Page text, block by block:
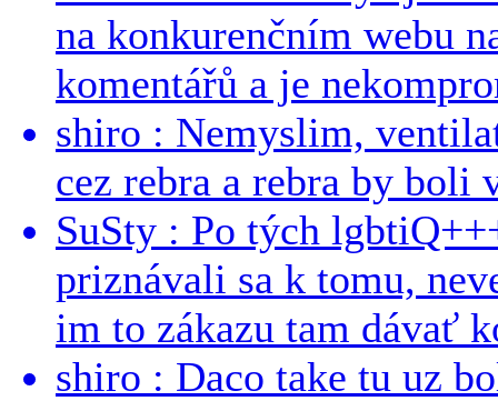
na konkurenčním webu
komentářů a je
shiro : Nemyslim,
cez rebra a rebra by boli
SuSty : Po tých
priznávali sa k tomu,
im to zákazu tam dávať
shiro : Daco take tu uz